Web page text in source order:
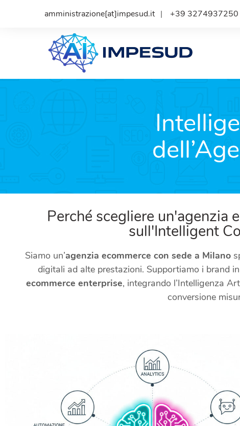
amministrazione[at]impesud.it +39 3274937250
Perché scegliere un'agenzia
sull'Intelligent
Siamo un’agenzia ecommerce con sede a Milano
digitali ad alte prestazioni. Supportiamo i brand
ecommerce enterprise, integrando l’Intelligenza
conversione